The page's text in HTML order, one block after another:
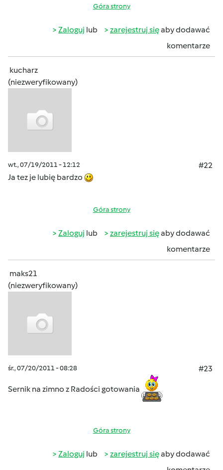
Góra strony
Zaloguj lub zarejestruj sięaby dodawać
komentarze
kucharz
(niezweryfikowany)
wt., 07/19/2011 - 12:12
#22
Ja tez je lubię bardzo
Góra strony
Zaloguj lub zarejestruj sięaby dodawać
komentarze
maks21
(niezweryfikowany)
śr., 07/20/2011 - 08:28 #23
Sernik na zimno z Radości gotowania
Góra strony
Zaloguj lub zarejestruj sięaby dodawać